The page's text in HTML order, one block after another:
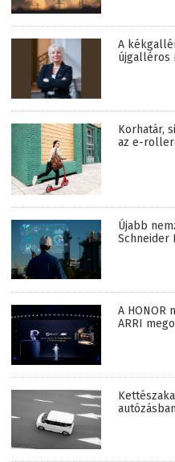
A
újgalléros
Korhatár,
az e-
Újabb
Schneider
A
ARRI
autózásban